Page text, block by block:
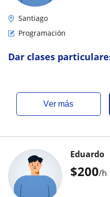
Santiago
Programación
Dar clases
ver más
$200/h
Eduardo